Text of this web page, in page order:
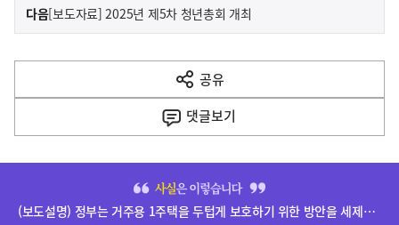
이
전
다
음
다음기
사
[보도자료] 2025년 제5차 청년총회 개최
공유
열
기
댓글보기
(보도설명) 정부는 거주용 1주택을 두텁게 보호하기 위한 방안을 세제개편안에 담았습니다.